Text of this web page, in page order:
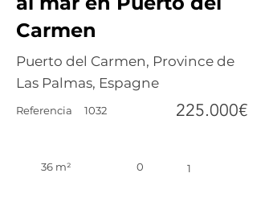
Carmen
Puerto del Carmen, Province de
Las Palmas, Espagne
Referencia 1032 225.000€
36 m² 0 1